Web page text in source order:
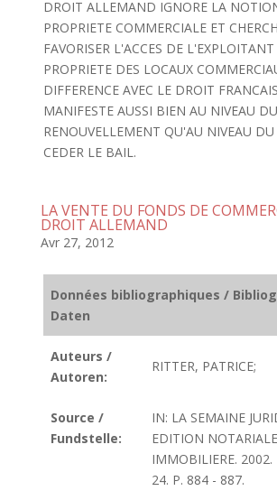
DROIT ALLEMAND IGNORE LA
PROPRIETE COMMERCIALE ET
FAVORISER L'ACCES DE
PROPRIETE DES LOCAUX
DIFFERENCE AVEC LE DROIT
MANIFESTE AUSSI BIEN AU NIVEAU
RENOUVELLEMENT QU'AU NIVEAU
CEDER LE BAIL.
LA VENTE DU FONDS DE
DROIT ALLEMAND
Avr 27, 2012
Données bibliographiques /
Daten
Auteurs /
Autoren:
RITTER, PATRICE;
Source /
Fundstelle:
IN: LA SEMAINE
EDITION
IMMOBILIERE. 2002.
24. P. 884 - 887.